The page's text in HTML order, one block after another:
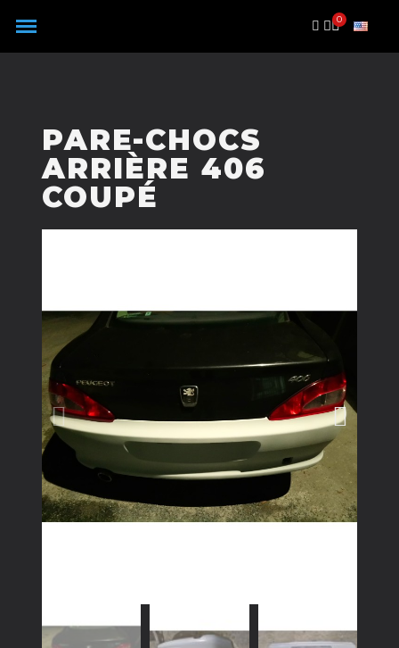
PARE-CHOCS
ARRIÈRE 406
COUPÉ